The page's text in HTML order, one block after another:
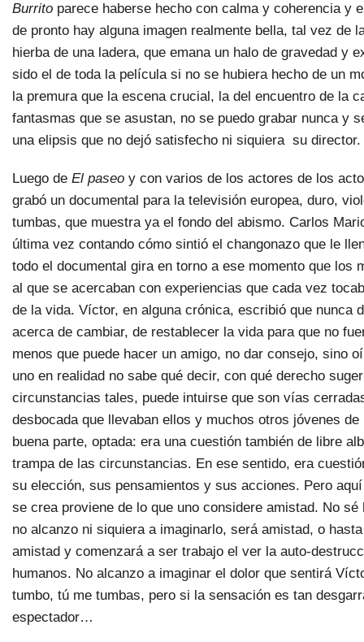
Burrito parece haberse hecho con calma y coherencia y
de pronto hay alguna imagen realmente bella, tal vez de
hierba de una ladera, que emana un halo de gravedad y
sido el de toda la película si no se hubiera hecho de un
la premura que la escena crucial, la del encuentro de la
fantasmas que se asustan, no se puedo grabar nunca y
una elipsis que no dejó satisfecho ni siquiera su director.
Luego de El paseo y con varios de los actores de los
grabó un documental para la televisión europea, duro,
tumbas, que muestra ya el fondo del abismo. Carlos
última vez contando cómo sintió el changonazo que le
todo el documental gira en torno a ese momento que los
al que se acercaban con experiencias que cada vez
de la vida. Víctor, en alguna crónica, escribió que nunca
acerca de cambiar, de restablecer la vida para que no
menos que puede hacer un amigo, no dar consejo, sino
uno en realidad no sabe qué decir, con qué derecho
circunstancias tales, puede intuirse que son vías
desbocada que llevaban ellos y muchos otros jóvenes
buena parte, optada: era una cuestión también de libre
trampa de las circunstancias. En ese sentido, era
su elección, sus pensamientos y sus acciones. Pero
se crea proviene de lo que uno considere amistad. No sé
no alcanzo ni siquiera a imaginarlo, será amistad, o
amistad y comenzará a ser trabajo el ver la auto-
humanos. No alcanzo a imaginar el dolor que sentirá
tumbo, tú me tumbas, pero si la sensación es tan
espectador…